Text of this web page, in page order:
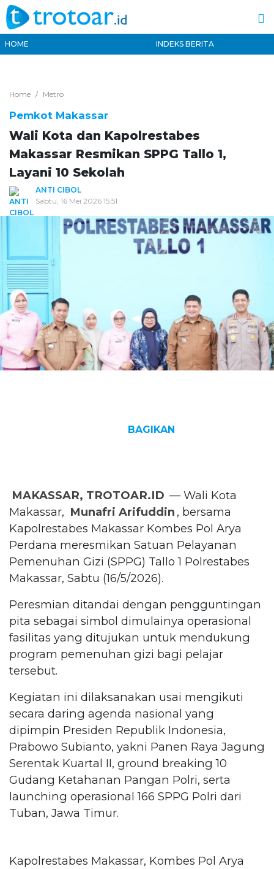
HOME INDEKS BERITA
Home Metro
Pemkot Makassar
Wali Kota dan Kapolrestabes
Makassar Resmikan SPPG Tallo 1,
Layani 10 Sekolah
ANTI CIBOL
Sabtu, 16 Mei 2026 15:51
BAGIKAN
MAKASSAR, TROTOAR.ID — Wali Kota
Makassar, Munafri Arifuddin , bersama
Kapolrestabes Makassar Kombes Pol Arya
Perdana meresmikan Satuan Pelayanan
Pemenuhan Gizi (SPPG) Tallo 1 Polrestabes
Makassar, Sabtu (16/5/2026).
Peresmian ditandai dengan pengguntingan
pita sebagai simbol dimulainya operasional
fasilitas yang ditujukan untuk mendukung
program pemenuhan gizi bagi pelajar
tersebut.
Kegiatan ini dilaksanakan usai mengikuti
secara daring agenda nasional yang
dipimpin Presiden Republik Indonesia,
Prabowo Subianto, yakni Panen Raya Jagung
Serentak Kuartal II, ground breaking 10
Gudang Ketahanan Pangan Polri, serta
launching operasional 166 SPPG Polri dari
Tuban, Jawa Timur.
Kapolrestabes Makassar, Kombes Pol Arya